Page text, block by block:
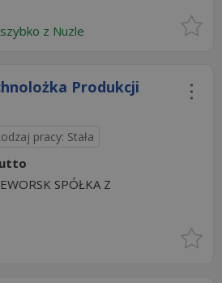
z Nuzle
Produkcji
pracy: Stała
SPÓŁKA Z